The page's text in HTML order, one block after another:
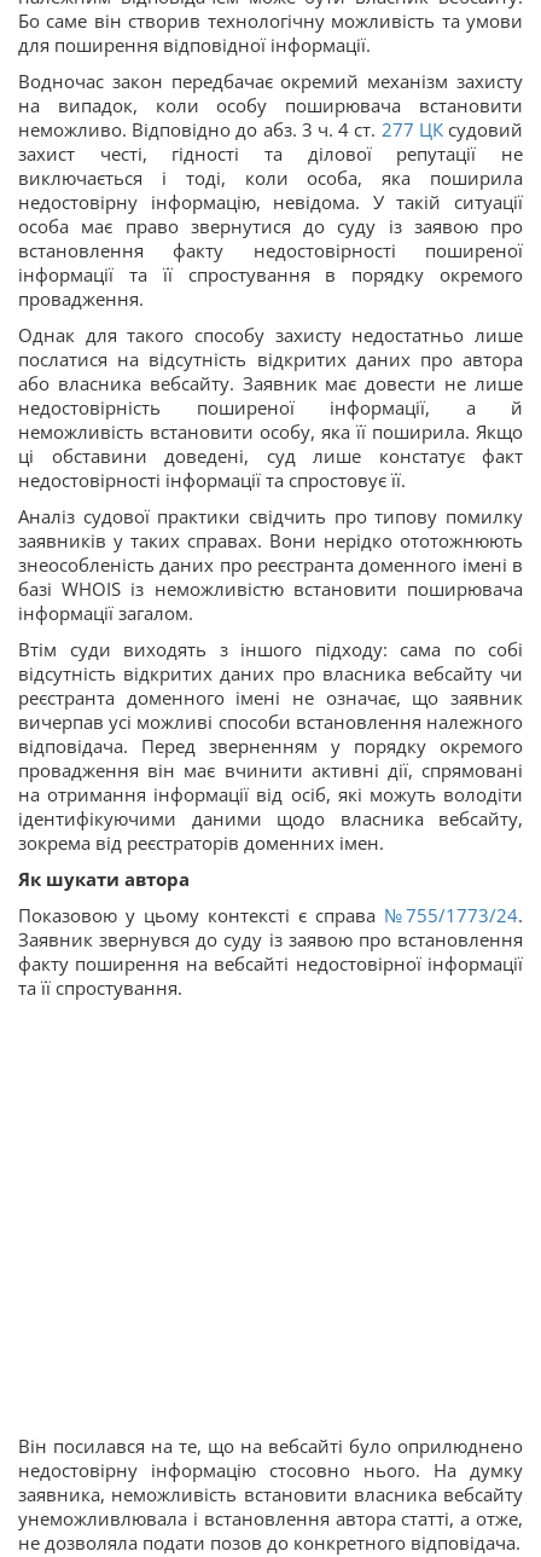
Бо саме він створив технологічну можливість та умови
для поширення відповідної інформації.
Водночас закон передбачає окремий механізм захисту
на випадок, коли особу поширювача встановити
неможливо. Відповідно до абз. 3 ч. 4 ст. 277 ЦКсудовий
захист честі, гідності та ділової репутації не
виключається і тоді, коли особа, яка поширила
недостовірну інформацію, невідома. У такій ситуації
особа має право звернутися до суду із заявою про
встановлення факту недостовірності поширеної
інформації та її спростування в порядку окремого
провадження.
Однак для такого способу захисту недостатньо лише
послатися на відсутність відкритих даних про автора
або власника вебсайту. Заявник має довести не лише
недостовірність поширеної інформації, а й
неможливість встановити особу, яка її поширила. Якщо
ці обставини доведені, суд лише констатує факт
недостовірності інформації та спростовує її.
Аналіз судової практики свідчить про типову помилку
заявників у таких справах. Вони нерідко ототожнюють
знеособленість даних про реєстранта доменного імені в
базі WHOIS із неможливістю встановити поширювача
інформації загалом.
Втім суди виходять з іншого підходу: сама по собі
відсутність відкритих даних про власника вебсайту чи
реєстранта доменного імені не означає, що заявник
вичерпав усі можливі способи встановлення належного
відповідача. Перед зверненням у порядку окремого
провадження він має вчинити активні дії, спрямовані
на отримання інформації від осіб, які можуть володіти
ідентифікуючими даними щодо власника вебсайту,
зокрема від реєстраторів доменних імен.
Як шукати автора
Показовою у цьому контексті є справа №755/1773/24.
Заявник звернувся до суду із заявою про встановлення
факту поширення на вебсайті недостовірної інформації
та її спростування.
Він посилався на те, що на вебсайті було оприлюднено
недостовірну інформацію стосовно нього. На думку
заявника, неможливість встановити власника вебсайту
унеможливлювала і встановлення автора статті, а отже,
не дозволяла подати позов до конкретного відповідача.